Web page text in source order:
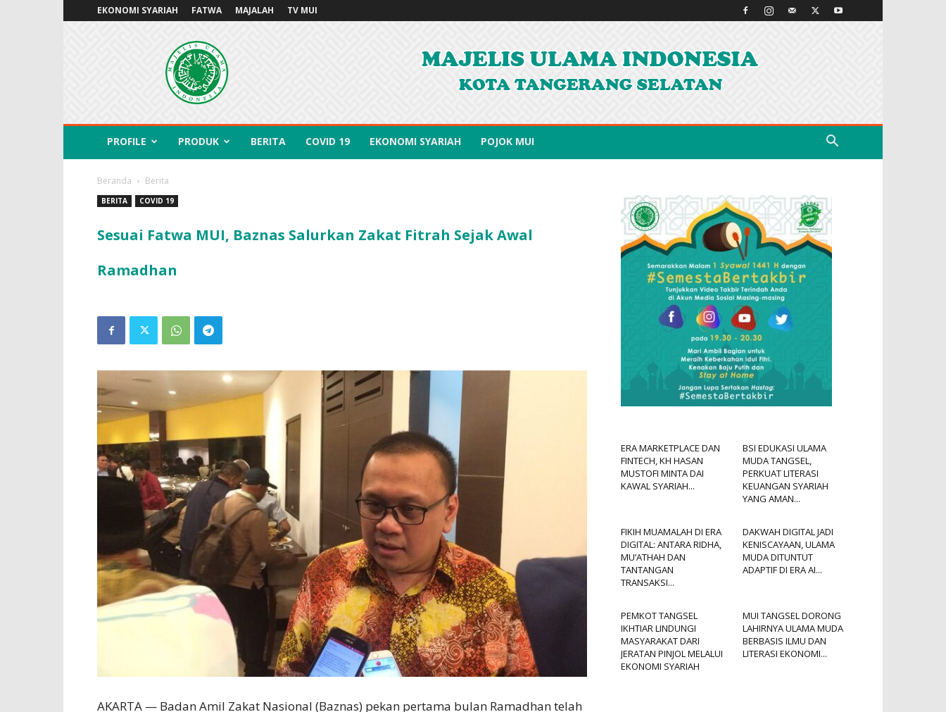
EKONOMI SYARIAH FATWA MAJALAH TV MUI
MUITANGSEL.OR.ID
PROFILE PRODUK BERITA COVID 19 EKONOMI SYARIAH POJOK MUI
Beranda Berita
BERITA COVID 19
Sesuai Fatwa MUI, Baznas Salurkan Zakat Fitrah Sejak Awal
Ramadhan
AKARTA — Badan Amil Zakat Nasional (Baznas) pekan pertama bulan Ramadhan telah
ERA MARKETPLACE DAN
FINTECH, KH HASAN
MUSTOFI MINTA DAI
KAWAL SYARIAH...
BSI EDUKASI ULAMA
MUDA TANGSEL,
PERKUAT LITERASI
KEUANGAN SYARIAH
YANG AMAN...
FIKIH MUAMALAH DI ERA
DIGITAL: ANTARA RIDHA,
MU’ATHAH DAN
TANTANGAN
TRANSAKSI...
DAKWAH DIGITAL JADI
KENISCAYAAN, ULAMA
MUDA DITUNTUT
ADAPTIF DI ERA AI...
PEMKOT TANGSEL
IKHTIAR LINDUNGI
MASYARAKAT DARI
JERATAN PINJOL MELALUI
EKONOMI SYARIAH
MUI TANGSEL DORONG
LAHIRNYA ULAMA MUDA
BERBASIS ILMU DAN
LITERASI EKONOMI...